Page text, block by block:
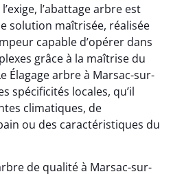
l’abattage arbre est
solution maîtrisée, réalisée
capable d’opérer dans
grâce à la maîtrise du
Élagage arbre à Marsac-sur-
spécificités locales, qu’il
climatiques, de
ou des caractéristiques du
de qualité à Marsac-sur-